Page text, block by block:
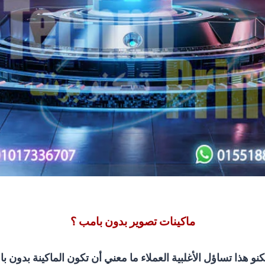
ماكينات تصوير بدون بامب ؟
هذا تساؤل الأغلبية العملاء ما معني أن تكون الماكينة بدون